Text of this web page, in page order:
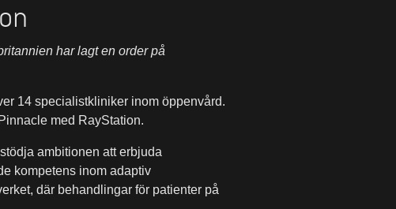
har lagt en order på
14 specialistkliniker inom öppenvård.
med RayStation.
ambitionen att erbjuda
kompetens inom adaptiv
där behandlingar för patienter på